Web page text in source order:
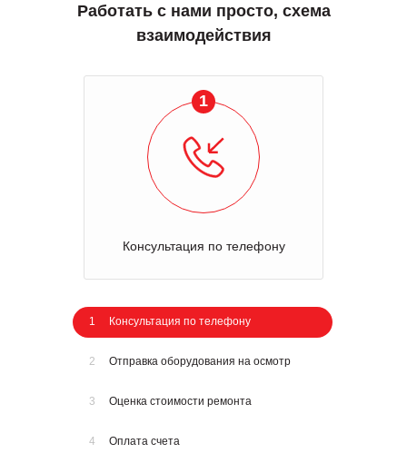
Работать с нами просто, схема
взаимодействия
1
Консультация по телефону
1 Консультация по телефону
2 Отправка оборудования на осмотр
3 Оценка стоимости ремонта
4 Оплата счета